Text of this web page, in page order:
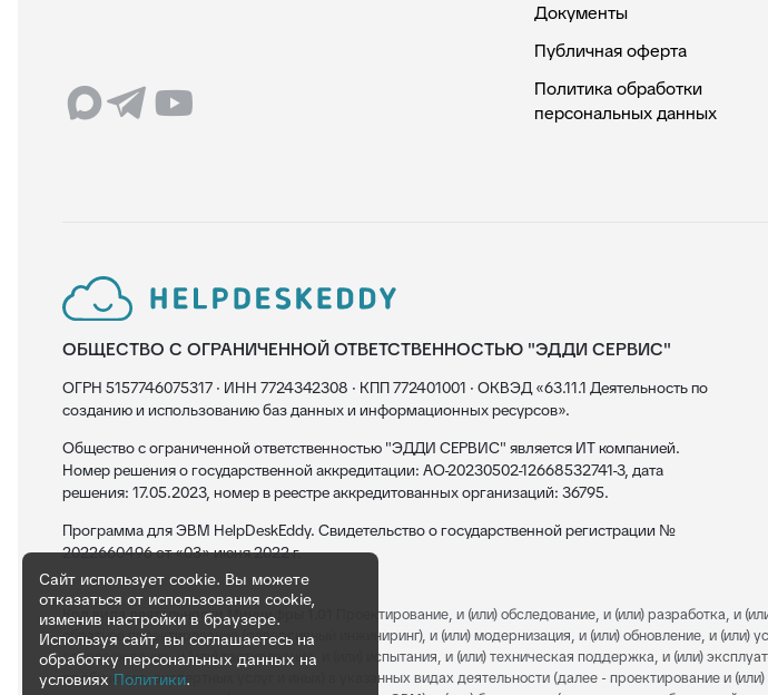
Документы
Публичная оферта
Политика обработки
персональных данных
ОБЩЕСТВО С ОГРАНИЧЕННОЙ ОТВЕТСТВЕННОСТЬЮ "ЭДДИ СЕРВИС"
ОГРН 5157746075317 · ИНН 7724342308 · КПП 772401001 · ОКВЭД «63.11.1 Деятельность по
созданию и использованию баз данных и информационных ресурсов».
Общество с ограниченной ответственностью "ЭДДИ СЕРВИС" является ИТ компанией.
Номер решения о государственной аккредитации: АО-20230502-12668532741-3, дата
решения: 17.05.2023, номер в реестре аккредитованных организаций: 36795.
Программа для ЭВМ HelpDeskEddy. Свидетельство о государственной регистрации №
2022660496 от «03» июня 2022 г.
Код вида деятельности Минцифры 1.01
Проектирование, и (или) обследование, и (или) разработка, и
обратное проектирование (реверсивный инжиниринг), и (или) модернизация, и (или) обновление, и (или)
сопровождение, и (или) тестирование, и (или) испытания, и (или) техническая поддержка, и (или)
по обучению, экспертных услуг и иных) в указанных видах деятельности (далее - проектирование и
Сайт использует cookie. Вы можете
отказаться от использования cookie,
изменив настройки в браузере.
Используя сайт, вы соглашаетесь на
обработку персональных данных на
условиях Политики.